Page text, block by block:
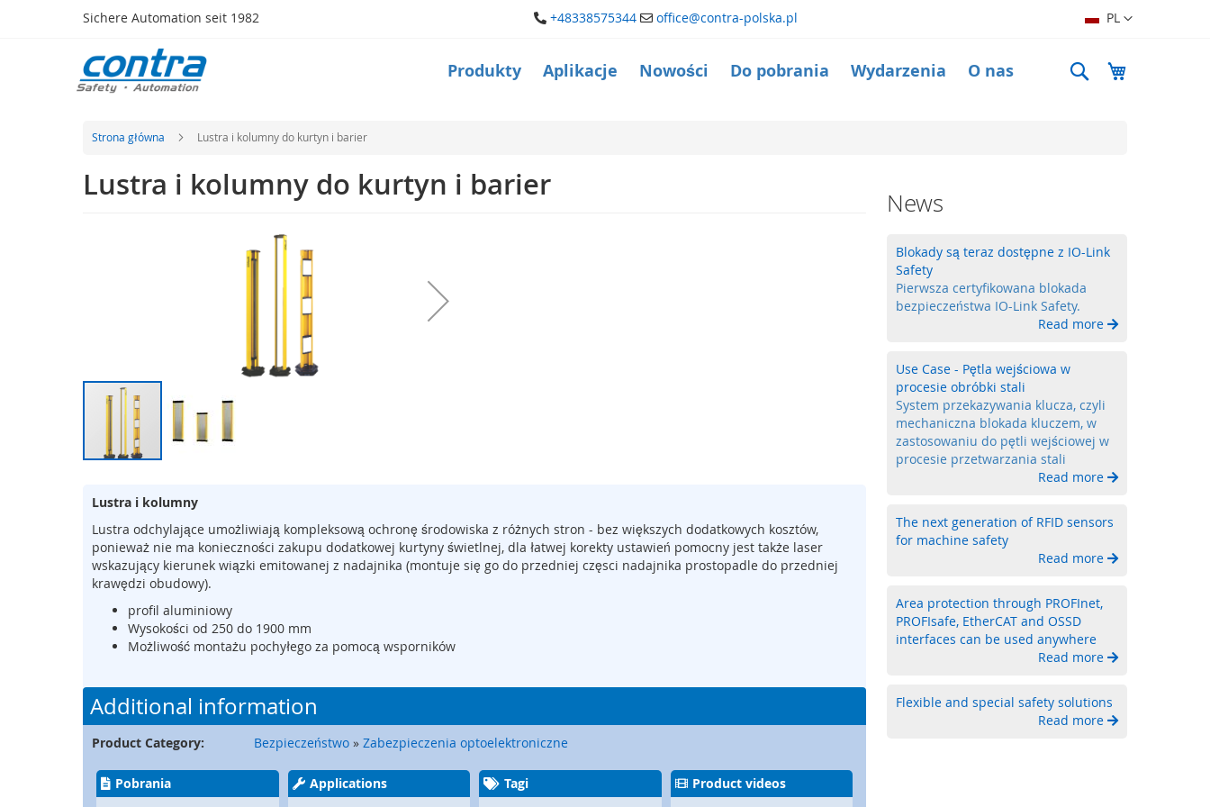
Sichere Automation seit 1982 +48338575344 office@contra-polska.pl
Przejdź
treści
JęzykPL
Produkty
Bezpieczeństwo
naciskowe
Czujniki,
rygle,
bezpieczeństwa
Sterowniki
bezpieczeństwa
Przekaźniki
Bezprzewodowe
ochronne
Bezprzewodowe
urządzenia
Przyciski,
pulpity,
Wygrodzenia
i
osłony
Transmisja
sygnałów
Produkty Aplikacje Nowości Do pobrania Wydarzenia O nas Search
Strona główna Lustra i kolumny do kurtyn i barier
Lustra i kolumny do kurtyn i barier
początek
galerii
Lustra i kolumny
Lustra odchylające umożliwiają kompleksową ochronę środowiska z różnych stron - bez większych dodatkowych kosztów,
ponieważ nie ma konieczności zakupu dodatkowej kurtyny świetlnej, dla łatwej korekty ustawień pomocny jest także laser
wskazujący kierunek wiązki emitowanej z nadajnika (montuje się go do przedniej częsci nadajnika prostopadle do przedniej
krawędzi obudowy).
profil aluminiowy
Wysokości od 250 do 1900 mm
Możliwość montażu pochyłego za pomocą wsporników
Additional information
Product Category: Bezpieczeństwo » Zabezpieczenia optoelektroniczne
Pobrania
Applications
Tagi
Product videos
News
Blokady są teraz dostępne z IO-Link
Safety
Pierwsza certyfikowana blokada
bezpieczeństwa IO-Link Safety.
Read more
Use Case - Pętla wejściowa w
procesie obróbki stali
System przekazywania klucza, czyli
mechaniczna blokada kluczem, w
zastosowaniu do pętli wejściowej w
procesie przetwarzania stali
Read more
The next generation of RFID sensors
for machine safety
Read more
Area protection through PROFInet,
PROFIsafe, EtherCAT and OSSD
interfaces can be used anywhere
Read more
Flexible and special safety solutions
Read more